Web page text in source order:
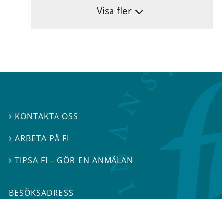
Visa fler
 KONTAKTA OSS
 ARBETA PÅ FI
TIPSA FI – GÖR EN ANMÄLAN
BESÖKSADRESS